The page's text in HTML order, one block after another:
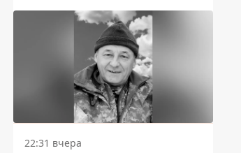
22:31 вчера